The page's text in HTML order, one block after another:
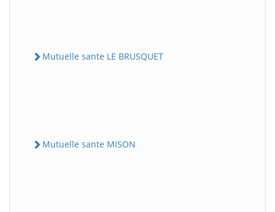
Mutuelle sante LE BRUSQUET
Mutuelle sante MISON